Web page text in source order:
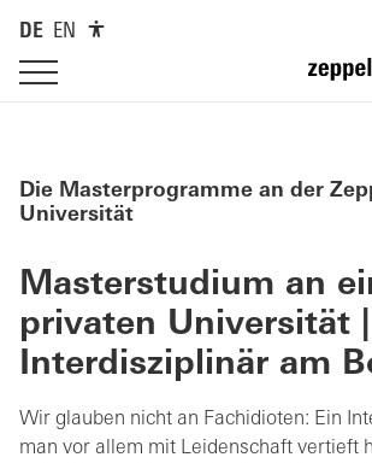
DE EN
Die Masterprogramme an der
Universität
Masterstudium an
privaten Universität |
Interdisziplinär am
Wir glauben nicht an Fachidioten: Ein
man vor allem mit Leidenschaft vertieft